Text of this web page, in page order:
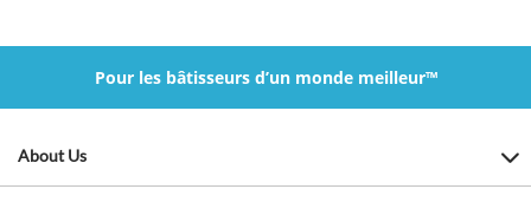
Pour les bâtisseurs d’un monde meilleur™
About Us